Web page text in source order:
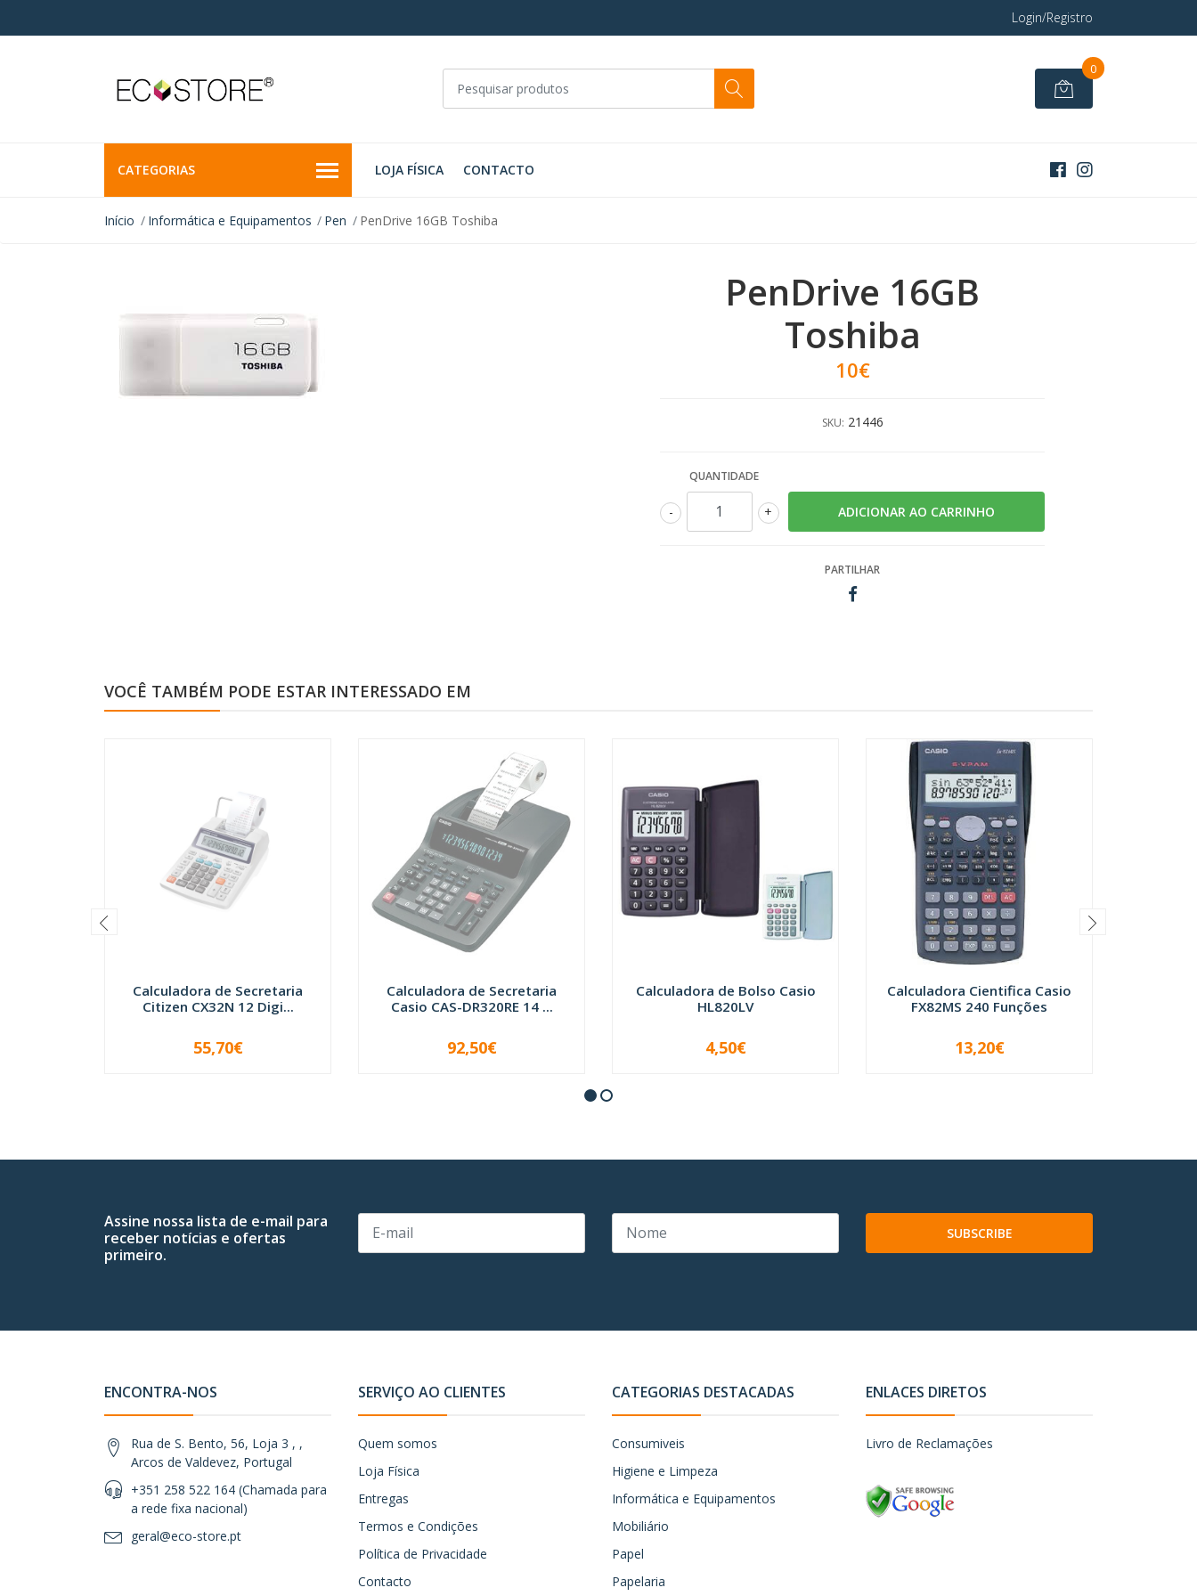
Login/Registro
0
CATEGORIAS LOJA FÍSICA CONTACTO
Início Informática e Equipamentos Pen PenDrive 16GB Toshiba
PenDrive 16GB
Toshiba
10€
SKU: 21446
QUANTIDADE
+
-
PARTILHAR
VOCÊ TAMBÉM PODE ESTAR INTERESSADO EM
Calculadora de Secretaria
Citizen CX32N 12 Digi...
INDISPONÍVEL
55,70€
Calculadora de Secretaria
Casio CAS-DR320RE 14 ...
INDISPONÍVEL
92,50€
Calculadora de Bolso Casio
HL820LV
+
4,50€
Calculadora Cientifica Casio
FX82MS 240 Funções
+
13,20€
Assine nossa lista de e-mail para
receber notícias e ofertas
primeiro.
SUBSCRIBE
ENCONTRA-NOS
Rua de S. Bento, 56, Loja 3 , ,
Arcos de Valdevez, Portugal
+351 258 522 164 (Chamada para
a rede fixa nacional)
geral@eco-store.pt
SERVIÇO AO CLIENTES
Quem somos
Loja Física
Entregas
Termos e Condições
Política de Privacidade
Contacto
CATEGORIAS DESTACADAS
Consumiveis
Higiene e Limpeza
Informática e Equipamentos
Mobiliário
Papel
Papelaria
ENLACES DIRETOS
Livro de Reclamações